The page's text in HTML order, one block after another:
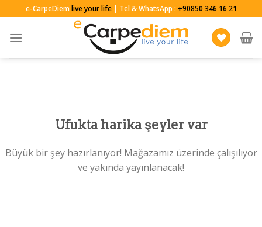
to
content
e-CarpeDiemlive your life| Tel & WhatsApp : +90850 346 16 21
Ufukta harika şeyler var
Büyük bir şey hazırlanıyor! Mağazamız üzerinde çalışılıyor
ve yakında yayınlanacak!